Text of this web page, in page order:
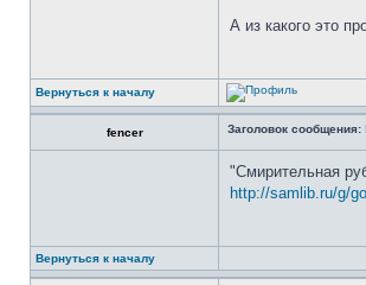
А из какого это
Вернуться к началу
fencer Заголовок сообщения:
"Смирительная
http://samlib.ru/g/
Вернуться к началу